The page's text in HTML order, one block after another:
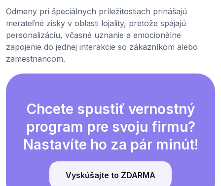
Odmeny pri špeciálnych príležitostiach prinášajú
merateľné zisky v oblasti lojality, pretože spájajú
personalizáciu, včasné uznanie a emocionálne
zapojenie do jednej interakcie so zákazníkom alebo
zamestnancom.
Chcete spustiť vernostný
program pre svoju firmu?
Nastavíte ho za pár minút!
Vyskúšajte to ZDARMA